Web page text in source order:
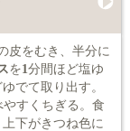
皮をむき、半分に
を1 分間ほど塩ゆ
でて取り出す。
すくちぎる。食
下がきつね色に